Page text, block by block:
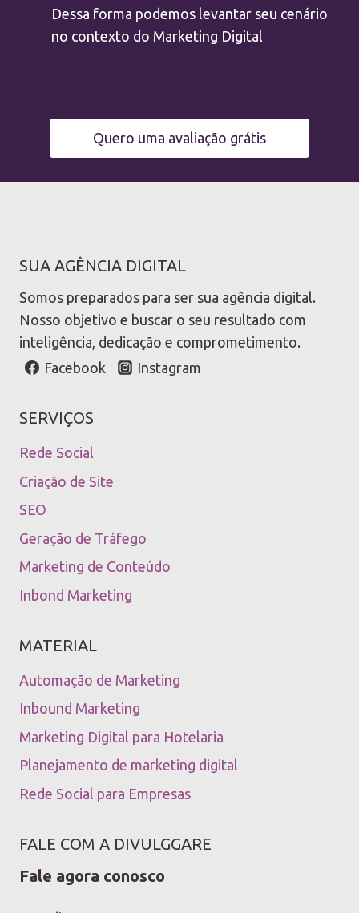
Dessa forma podemos levantar seu cenário
no contexto do Marketing Digital
Quero uma avaliação grátis
SUA AGÊNCIA DIGITAL
Somos preparados para ser sua agência digital.
Nosso objetivo e buscar o seu resultado com
inteligência, dedicação e comprometimento.
Facebook
Instagram
SERVIÇOS
Rede Social
Criação de Site
SEO
Geração de Tráfego
Marketing de Conteúdo
Inbond Marketing
MATERIAL
Automação de Marketing
Inbound Marketing
Marketing Digital para Hotelaria
Planejamento de marketing digital
Rede Social para Empresas
FALE COM A DIVULGGARE
Fale agora conosco